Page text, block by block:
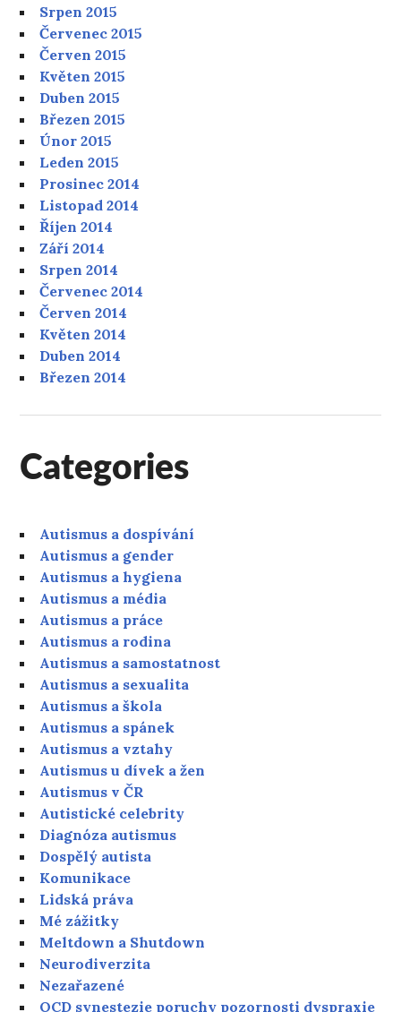
Srpen 2015
Červenec 2015
Červen 2015
Květen 2015
Duben 2015
Březen 2015
Únor 2015
Leden 2015
Prosinec 2014
Listopad 2014
Říjen 2014
Září 2014
Srpen 2014
Červenec 2014
Červen 2014
Květen 2014
Duben 2014
Březen 2014
Categories
Autismus a dospívání
Autismus a gender
Autismus a hygiena
Autismus a média
Autismus a práce
Autismus a rodina
Autismus a samostatnost
Autismus a sexualita
Autismus a škola
Autismus a spánek
Autismus a vztahy
Autismus u dívek a žen
Autismus v ČR
Autistické celebrity
Diagnóza autismus
Dospělý autista
Komunikace
Lidská práva
Mé zážitky
Meltdown a Shutdown
Neurodiverzita
Nezařazené
OCD synestezie poruchy pozornosti dyspraxie